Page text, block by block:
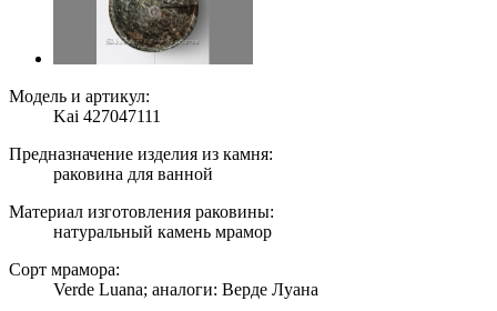
Модель и артикул:
Kai 427047111
Предназначение изделия из камня:
раковина для ванной
Материал изготовления раковины:
натуральный камень мрамор
Сорт мрамора:
Verde Luana; аналоги: Верде Луана